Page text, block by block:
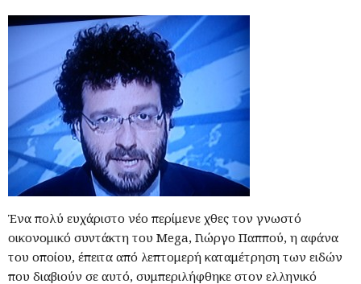
Ένα πολύ ευχάριστο νέο περίμενε χθες τον γνωστό
οικονομικό συντάκτη του Mega, Γιώργο Παππού, η αφάνα
του οποίου, έπειτα από λεπτομερή καταμέτρηση των ειδών
που διαβιούν σε αυτό, συμπεριλήφθηκε στον ελληνικό